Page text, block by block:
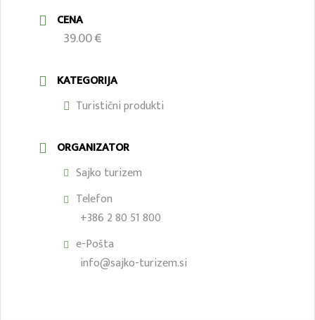
CENA
39.00 €
KATEGORIJA
Turistični produkti
ORGANIZATOR
Sajko turizem
Telefon
+386 2 80 51 800
e-Pošta
info@sajko-turizem.si